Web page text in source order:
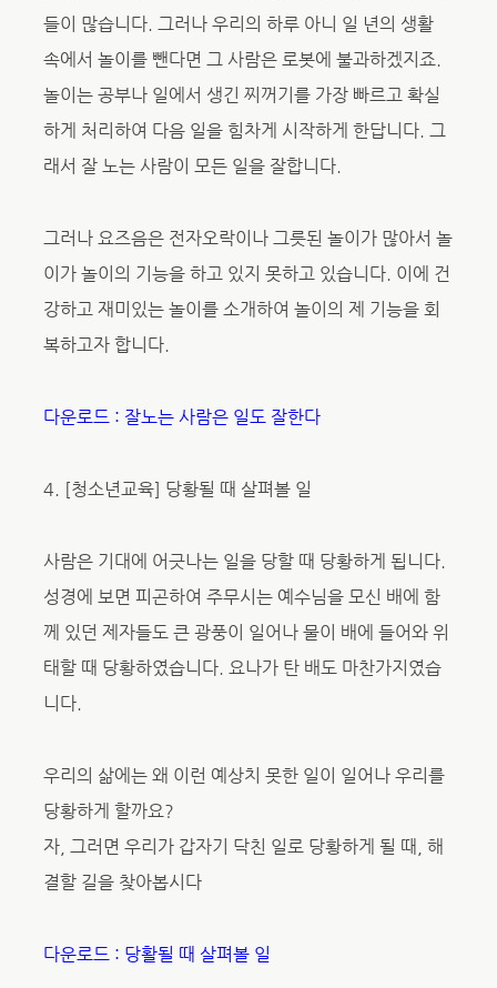
들이 많습니다. 그러나 우리의 하루 아니 일 년의 생활
속에서 놀이를 뺀다면 그 사람은 로봇에 불과하겠지죠.
놀이는 공부나 일에서 생긴 찌꺼기를 가장 빠르고 확실
하게 처리하여 다음 일을 힘차게 시작하게 한답니다. 그
래서 잘 노는 사람이 모든 일을 잘합니다.
그러나 요즈음은 전자오락이나 그릇된 놀이가 많아서 놀
이가 놀이의 기능을 하고 있지 못하고 있습니다. 이에 건
강하고 재미있는 놀이를 소개하여 놀이의 제 기능을 회
복하고자 합니다.
다운로드 : 잘노는 사람은 일도 잘한다
4. [청소년교육] 당황될 때 살펴볼 일
사람은 기대에 어긋나는 일을 당할 때 당황하게 됩니다.
성경에 보면 피곤하여 주무시는 예수님을 모신 배에 함
께 있던 제자들도 큰 광풍이 일어나 물이 배에 들어와 위
태할 때 당황하였습니다. 요나가 탄 배도 마찬가지였습
니다.
우리의 삶에는 왜 이런 예상치 못한 일이 일어나 우리를
당황하게 할까요?
자, 그러면 우리가 갑자기 닥친 일로 당황하게 될 때, 해
결할 길을 찾아봅시다
다운로드 : 당활될 때 살펴볼 일